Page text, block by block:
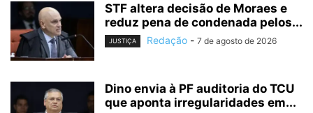
STF altera decisão de Moraes e
reduz pena de condenada pelos...
JUSTIÇA Redação - 7 de agosto de 2026
Dino envia à PF auditoria do TCU
que aponta irregularidades em...